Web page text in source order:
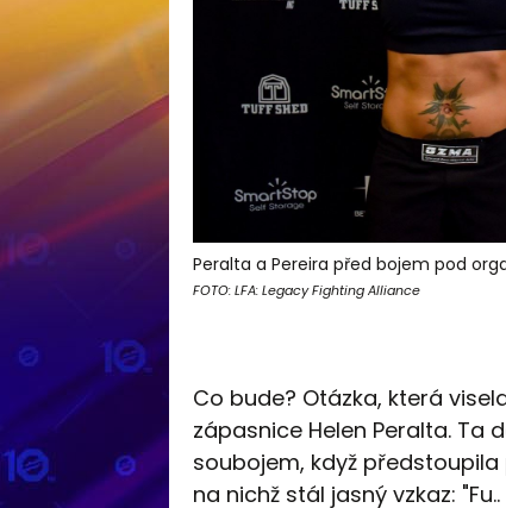
Peralta a Pereira před bojem pod
FOTO: LFA: Legacy Fighting Alliance
Co bude? Otázka, která
zápasnice Helen Peralta. Ta
soubojem, když
na nichž stál jasný vzkaz: